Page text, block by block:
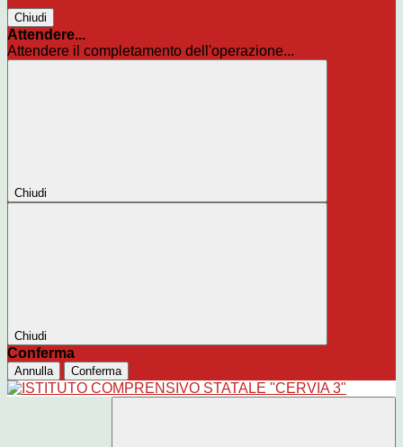
Chiudi
Attendere...
Attendere il completamento dell'operazione...
Chiudi
Chiudi
Conferma
Annulla Conferma